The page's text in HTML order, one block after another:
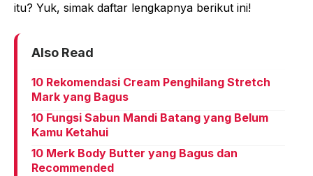
itu? Yuk, simak daftar lengkapnya berikut ini!
Also Read
10 Rekomendasi Cream Penghilang Stretch
Mark yang Bagus
10 Fungsi Sabun Mandi Batang yang Belum
Kamu Ketahui
10 Merk Body Butter yang Bagus dan
Recommended